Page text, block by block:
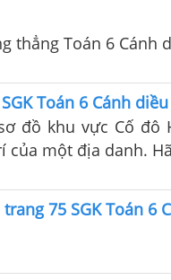
thẳng Toán 6 Cánh
Toán 6 Cánh diều
đồ khu vực Cố đô
một địa danh.
75 SGK Toán 6